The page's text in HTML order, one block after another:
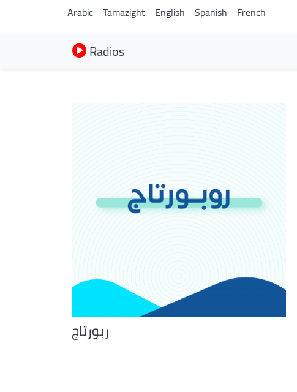
Arabic Tamazight English Spanish French
Radios
ربورتاج